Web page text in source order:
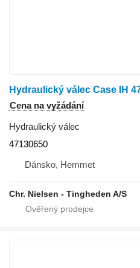
Cena na vyžádání
Hydraulický válec
47130650
Dánsko, Hemmet
Chr. Nielsen - Tingheden A/S